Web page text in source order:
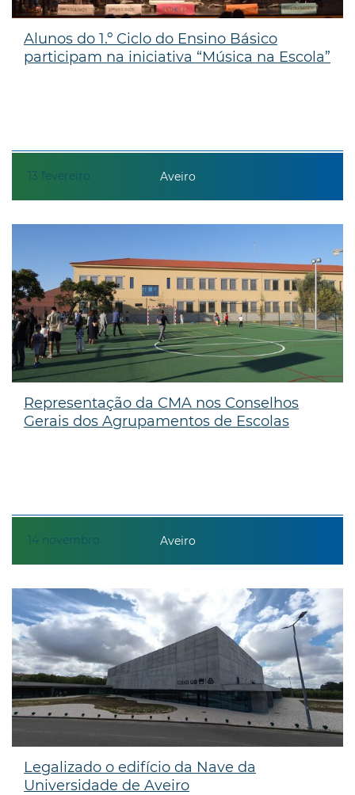
13 fevereiro
Alunos do 1.º Ciclo do Ensino Básico
participam na iniciativa “Música na Escola”
Aveiro
14 novembro
Representação da CMA nos Conselhos
Gerais dos Agrupamentos de Escolas
Aveiro
Legalizado o edifício da Nave da
Universidade de Aveiro